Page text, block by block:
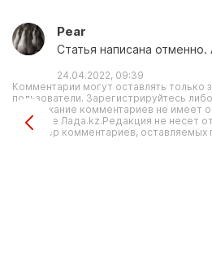
Pear
Статья написана
24.04.2022, 09:39
Комментарии могут оставлять только
пользователи. Зарегистрируйтесь
Содержание комментариев не имеет
политике Лада.kz.Редакция не несет
характер комментариев, оставляемых